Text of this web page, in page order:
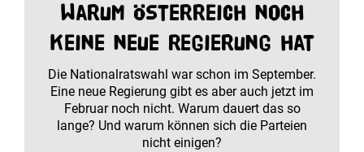
Warum Österreich noch
keine neue Regierung hat
Die Nationalratswahl war schon im September.
Eine neue Regierung gibt es aber auch jetzt im
Februar noch nicht. Warum dauert das so
lange? Und warum können sich die Parteien
nicht einigen?